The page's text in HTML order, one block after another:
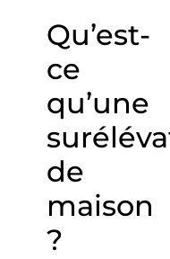
Qu’est-
ce
qu’une
de
maison
?